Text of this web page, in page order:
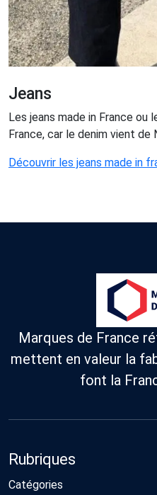
Jeans
Les jeans made in France ou
France, car le denim vient de
Découvrir les jeans made in
Marques de France
mettent en valeur la
font la
Rubriques
Catégories